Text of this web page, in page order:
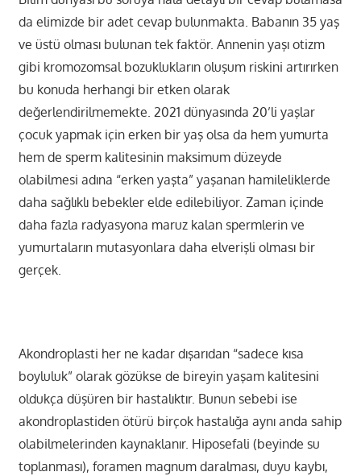
da elimizde bir adet cevap bulunmakta. Babanın 35 yaş
ve üstü olması bulunan tek faktör. Annenin yaşı otizm
gibi kromozomsal bozuklukların oluşum riskini artırırken
bu konuda herhangi bir etken olarak
değerlendirilmemekte. 2021 dünyasında 20’li yaşlar
çocuk yapmak için erken bir yaş olsa da hem yumurta
hem de sperm kalitesinin maksimum düzeyde
olabilmesi adına “erken yaşta” yaşanan hamileliklerde
daha sağlıklı bebekler elde edilebiliyor. Zaman içinde
daha fazla radyasyona maruz kalan spermlerin ve
yumurtaların mutasyonlara daha elverişli olması bir
gerçek.
Akondroplasti her ne kadar dışarıdan “sadece kısa
boyluluk” olarak gözükse de bireyin yaşam kalitesini
oldukça düşüren bir hastalıktır. Bunun sebebi ise
akondroplastiden ötürü birçok hastalığa aynı anda sahip
olabilmelerinden kaynaklanır. Hiposefali (beyinde su
toplanması), foramen magnum daralması, duyu kaybı,